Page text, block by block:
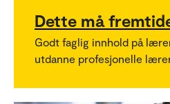
Dette må
Godt faglig innhold på
utdanne profesjonelle